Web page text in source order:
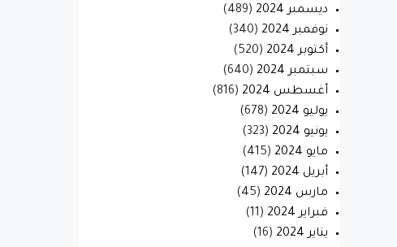
ديسمبر 2024
(489)
نوفمبر 2024
(340)
أكتوبر 2024
(520)
سبتمبر 2024
(640)
أغسطس 2024
(816)
يوليو 2024
(678)
يونيو 2024
(323)
مايو 2024
(415)
أبريل 2024
(147)
مارس 2024
(45)
فبراير 2024
(11)
يناير 2024
(16)